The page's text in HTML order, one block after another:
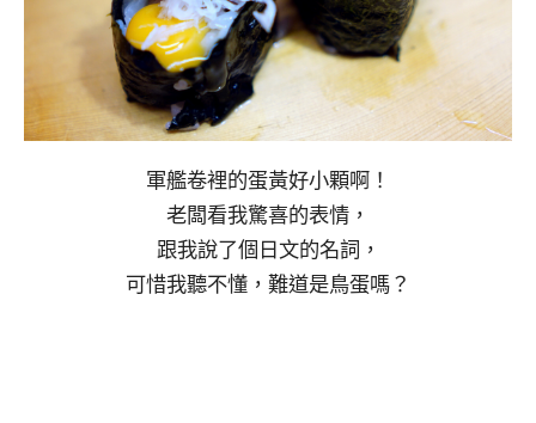
軍艦卷裡的蛋黃好小顆啊！
老闆看我驚喜的表情，
跟我說了個日文的名詞，
可惜我聽不懂，難道是鳥蛋嗎？